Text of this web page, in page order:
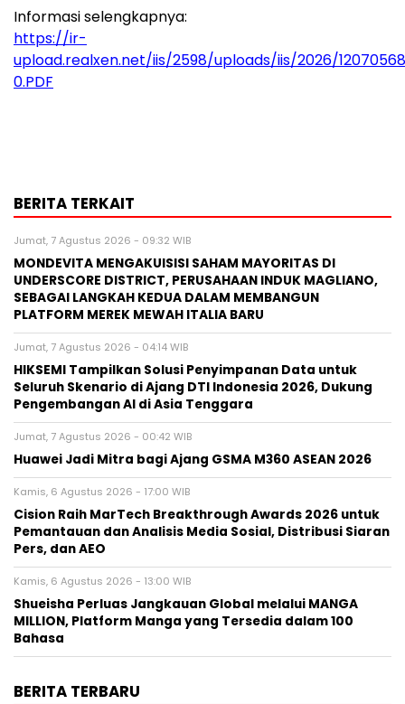
Informasi selengkapnya:
https://ir-
upload.realxen.net/iis/2598/uploads/iis/2026/
0.PDF
BERITA TERKAIT
Jumat, 7 Agustus 2026 - 09:32 WIB
MONDEVITA MENGAKUISISI SAHAM MAYORITAS DI
UNDERSCORE DISTRICT, PERUSAHAAN INDUK MAGLIANO,
SEBAGAI LANGKAH KEDUA DALAM MEMBANGUN
PLATFORM MEREK MEWAH ITALIA BARU
Jumat, 7 Agustus 2026 - 04:14 WIB
HIKSEMI Tampilkan Solusi Penyimpanan Data untuk
Seluruh Skenario di Ajang DTI Indonesia 2026, Dukung
Pengembangan AI di Asia Tenggara
Jumat, 7 Agustus 2026 - 00:42 WIB
Huawei Jadi Mitra bagi Ajang GSMA M360 ASEAN 2026
Kamis, 6 Agustus 2026 - 17:00 WIB
Cision Raih MarTech Breakthrough Awards 2026 untuk
Pemantauan dan Analisis Media Sosial, Distribusi Siaran
Pers, dan AEO
Kamis, 6 Agustus 2026 - 13:00 WIB
Shueisha Perluas Jangkauan Global melalui MANGA
MILLION, Platform Manga yang Tersedia dalam 100
Bahasa
BERITA TERBARU